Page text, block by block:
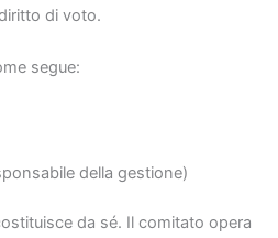
di voto.
segue:
della gestione)
da sé. Il comitato opera